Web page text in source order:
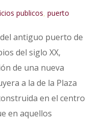
publicos ,puerto
antiguo puerto de
del siglo XX,
de una nueva
a la de la Plaza
en el centro
en aquellos